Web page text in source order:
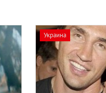
Украина